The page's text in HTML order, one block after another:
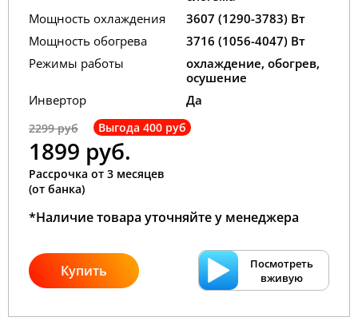
Мощность охлаждения
3607 (1290-3783) Вт
Мощность обогрева
3716 (1056-4047) Вт
Режимы работы
охлаждение, обогрев,
осушение
Инвертор
Да
2299 руб Выгода 400 руб
1899 руб.
Рассрочка от 3 месяцев
(от банка)
*Наличие товара уточняйте у менеджера
Купить
Посмотреть
вживую